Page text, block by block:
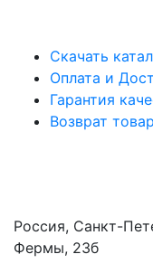
Скачать
Оплата и
Гарантия
Возврат
Россия, Санкт-
Фермы, 23б